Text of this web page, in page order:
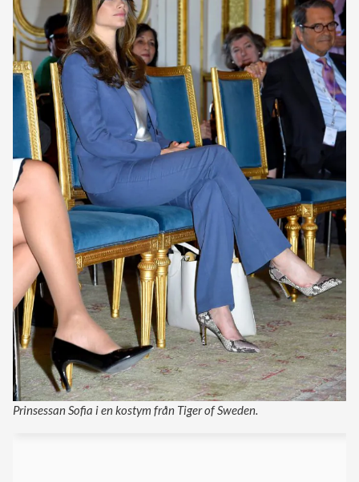
Prinsessan Sofia i en kostym från Tiger of Sweden.